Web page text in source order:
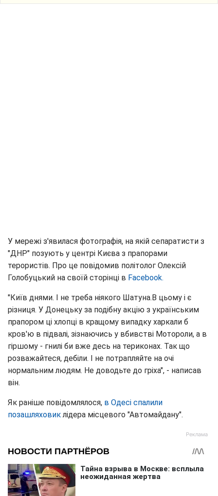
У мережі з'явилася фотографія, на якій сепаратисти з
"ДНР" позують у центрі Києва з прапорами
терористів. Про це повідомив політолог Олексій
Голобуцький на своїй сторінці в Facebook.
"Київ днями. І не треба ніякого Шатуна.В цьому і є
різниця. У Донецьку за подібну акцію з українським
прапором ці хлопці в кращому випадку харкали б
кров'ю в підвалі, зізнаючись у вбивстві Мотороли, а в
гіршому - гнилі би вже десь на териконах. Так що
розважайтеся, дебіли. І не потрапляйте на очі
нормальним людям. Не доводьте до гріха", - написав
він.
Як раніше повідомлялося, в Одесі спалили
позашляховиклідера місцевого "Автомайдану".